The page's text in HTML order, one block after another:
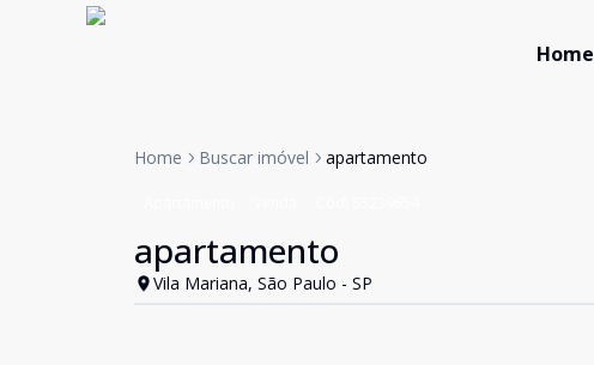
Home
Home Buscar imóvel apartamento
apartamento
Vila Mariana, São Paulo - SP